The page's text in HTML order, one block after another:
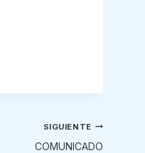
SIGUIENTE
COMUNICADO